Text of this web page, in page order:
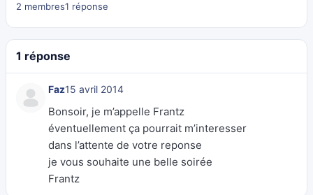
2 membres1 réponse
1 réponse
Faz15 avril 2014
Bonsoir, je m’appelle Frantz
éventuellement ça pourrait m’interesser
dans l’attente de votre reponse
je vous souhaite une belle soirée
Frantz